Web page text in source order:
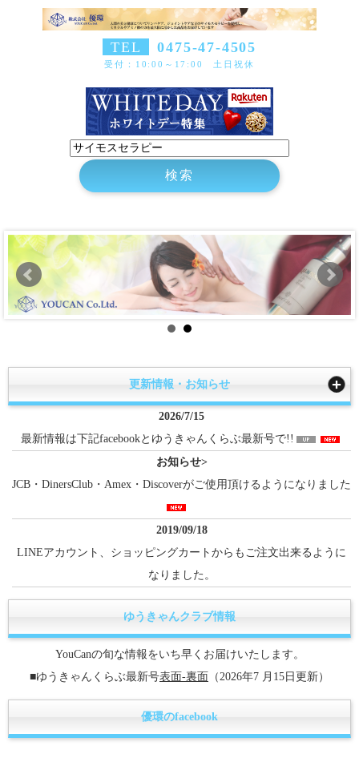
TEL 0475-47-4505
受付：10:00～17:00 土日祝休
更新情報・お知らせ
2026/7/15
最新情報は下記facebookとゆうきゃんくらぶ最新号で!!
お知らせ>
JCB・DinersClub・Amex・Discoverがご使用頂けるようになりました
2019/09/18
LINEアカウント、ショッピングカートからもご注文出来るように
なりました。
ゆうきゃんクラブ情報
YouCanの旬な情報をいち早くお届けいたします。
■ゆうきゃんくらぶ最新号表面-裏面 （2026年7 月15日更新）
優環のfacebook